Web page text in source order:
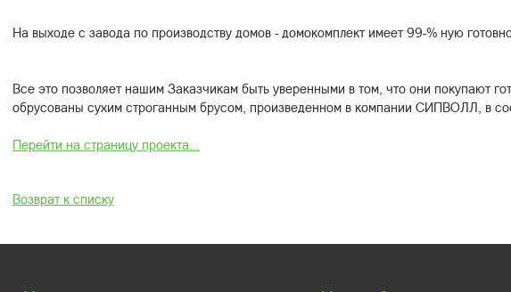
На выходе с завода по производству домов - домокомплект имеет 99-% ную
Все это позволяет нашим Заказчикам быть уверенными в том, что они покупают
обрусованы сухим строганным брусом, произведенном в компании СИПВОЛЛ, в
Перейти на страницу проекта...
Возврат к списку